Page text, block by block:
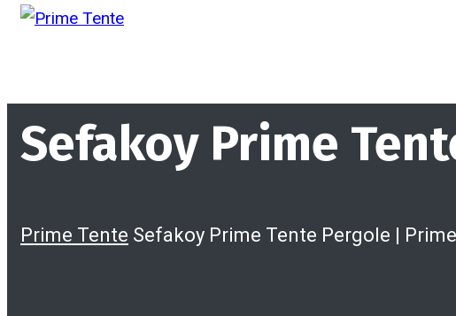
Sefakoy Prime
Prime Tente Sefakoy Prime Tente Pergole |